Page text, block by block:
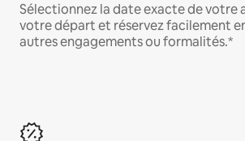
Sélectionnez la date exacte de votre
votre départ et réservez facilement
autres engagements ou formalités.*